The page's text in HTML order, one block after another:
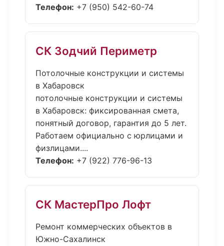
Телефон: +7 (950) 542-60-74
СК Зодчий Периметр
Потолочные конструкции и системы
в Хабаровск
потолочные конструкции и системы
в Хабаровск: фиксированная смета,
понятный договор, гарантия до 5 лет.
Работаем официально с юрлицами и
физлицами....
Телефон: +7 (922) 776-96-13
СК МастерПро Лофт
Ремонт коммерческих объектов в
Южно-Сахалинск